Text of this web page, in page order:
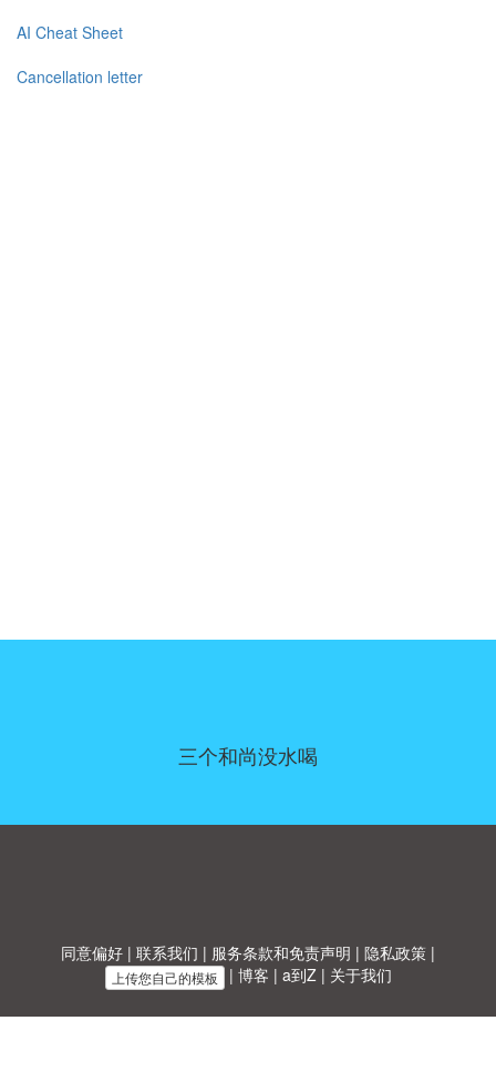
AI Cheat Sheet
Cancellation letter
三个和尚没水喝
同意偏好 | 联系我们 | 服务条款和免责声明 | 隐私政策 |
上传您自己的模板 | 博客 | a到Z| 关于我们
Allbusinesstemplates.com是由Ren-IT于 2026 开发的网站 © ABT ltd.